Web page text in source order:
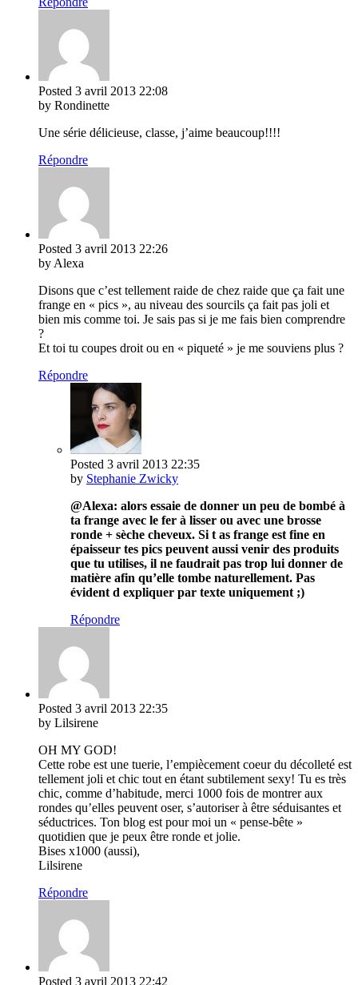
Posted 3 avril 2013 22:08
by Rondinette
Une série délicieuse, classe, j’aime beaucoup!!!!
Répondre
Posted 3 avril 2013 22:26
by Alexa
Disons que c’est tellement raide de chez raide que ça fait une
frange en « pics », au niveau des sourcils ça fait pas joli et
bien mis comme toi. Je sais pas si je me fais bien comprendre
?
Et toi tu coupes droit ou en « piqueté » je me souviens plus ?
Répondre
Posted 3 avril 2013 22:35
by Stephanie Zwicky
@Alexa: alors essaie de donner un peu de bombé à
ta frange avec le fer à lisser ou avec une brosse
ronde + sèche cheveux. Si t as frange est fine en
épaisseur tes pics peuvent aussi venir des produits
que tu utilises, il ne faudrait pas trop lui donner de
matière afin qu’elle tombe naturellement. Pas
évident d expliquer par texte uniquement ;)
Répondre
Posted 3 avril 2013 22:35
by Lilsirene
OH MY GOD!
Cette robe est une tuerie, l’empiècement coeur du décolleté est
tellement joli et chic tout en étant subtilement sexy! Tu es très
chic, comme d’habitude, merci 1000 fois de montrer aux
rondes qu’elles peuvent oser, s’autoriser à être séduisantes et
séductrices. Ton blog est pour moi un « pense-bête »
quotidien que je peux être ronde et jolie.
Bises x1000 (aussi),
Lilsirene
Répondre
Posted 3 avril 2013 22:42